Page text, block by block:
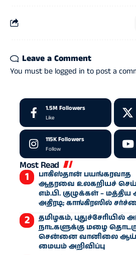
Leave a Comment
You must be logged in to post a
1.5M Followers
Like
115KFollowers
Follow
Most Read
பாகிஸ்தான் பயங்கரவாத
ஆதரவை உலகறியச்
எம்.பி. குழுக்கள் – மத்திய
அதிரடி; காங்கிரஸில்
தமிழகம், புதுச்சேரியில்
நாட்களுக்கு மழை
சென்னை வானிலை
மையம் அறிவிப்பு